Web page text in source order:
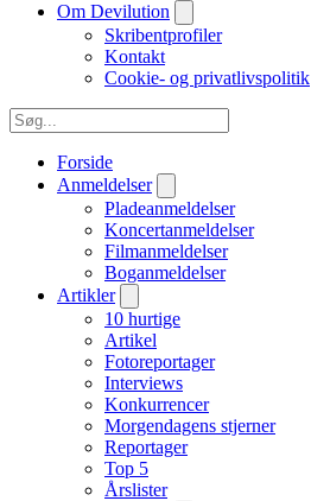
Om Devilution
Skribentprofiler
Kontakt
Cookie- og privatlivspolitik
Forside
Anmeldelser
Pladeanmeldelser
Koncertanmeldelser
Filmanmeldelser
Boganmeldelser
Artikler
10 hurtige
Artikel
Fotoreportager
Interviews
Konkurrencer
Morgendagens stjerner
Reportager
Top 5
Årslister